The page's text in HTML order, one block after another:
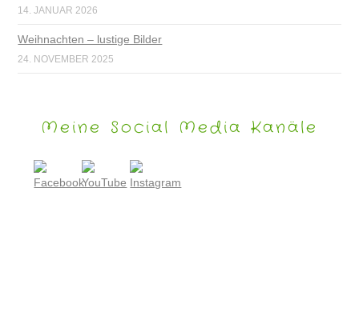
14. JANUAR 2026
Weihnachten – lustige Bilder
24. NOVEMBER 2025
Meine Social Media Kanäle